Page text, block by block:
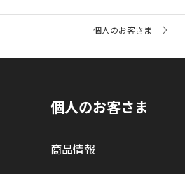
内
個人のお客さま
個人のお客さま
商品情報